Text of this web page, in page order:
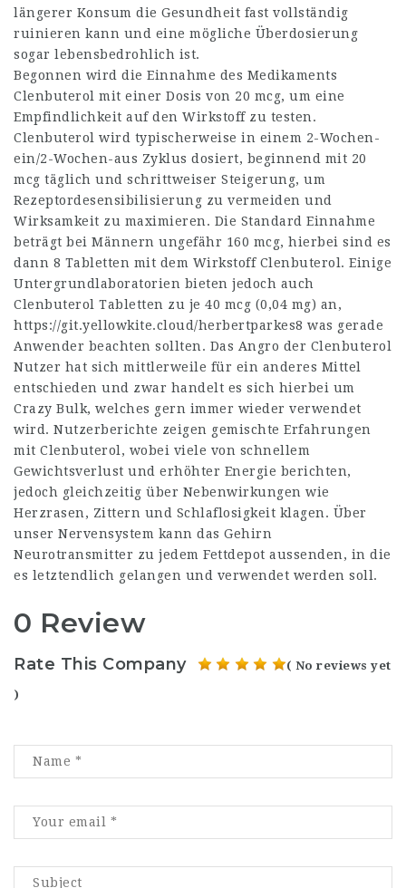
längerer Konsum die Gesundheit fast vollständig
ruinieren kann und eine mögliche Überdosierung
sogar lebensbedrohlich ist.
Begonnen wird die Einnahme des Medikaments
Clenbuterol mit einer Dosis von 20 mcg, um eine
Empfindlichkeit auf den Wirkstoff zu testen.
Clenbuterol wird typischerweise in einem 2-Wochen-
ein/2-Wochen-aus Zyklus dosiert, beginnend mit 20
mcg täglich und schrittweiser Steigerung, um
Rezeptordesensibilisierung zu vermeiden und
Wirksamkeit zu maximieren. Die Standard Einnahme
beträgt bei Männern ungefähr 160 mcg, hierbei sind es
dann 8 Tabletten mit dem Wirkstoff Clenbuterol. Einige
Untergrundlaboratorien bieten jedoch auch
Clenbuterol Tabletten zu je 40 mcg (0,04 mg) an,
https://git.yellowkite.cloud/herbertparkes8 was gerade
Anwender beachten sollten. Das Angro der Clenbuterol
Nutzer hat sich mittlerweile für ein anderes Mittel
entschieden und zwar handelt es sich hierbei um
Crazy Bulk, welches gern immer wieder verwendet
wird. Nutzerberichte zeigen gemischte Erfahrungen
mit Clenbuterol, wobei viele von schnellem
Gewichtsverlust und erhöhter Energie berichten,
jedoch gleichzeitig über Nebenwirkungen wie
Herzrasen, Zittern und Schlaflosigkeit klagen. Über
unser Nervensystem kann das Gehirn
Neurotransmitter zu jedem Fettdepot aussenden, in die
es letztendlich gelangen und verwendet werden soll.
0 Review
Rate This Company ( No reviews yet
)